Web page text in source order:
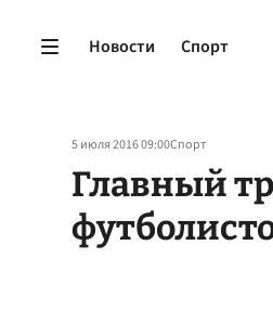
Новости Спорт
5 июля 2016 09:00Спорт
Главный